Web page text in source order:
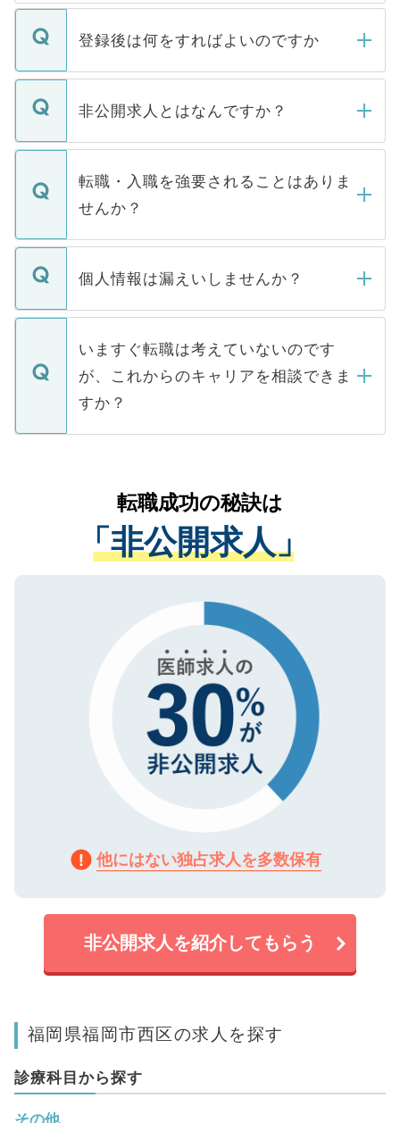
登録後は何をすればよいのですか
ご登録いただきましたら、弊社担当者がご
登録内容を確認し、その後メールもしくは
ます。通常、5営業日以内にはご連絡をせて
いただきますので、しばらくお待ちくださ
非公開求人とはなんですか？
マイナビDOCTORで取り扱っている求人の
うち約3割は、Webサイトからご覧いただ
けない「非公開求人」です。非公開求人は
下記の理由によって、一般には公開してい
ません。
■応募殺到を避けるため 人気のある医療機
関を公にしてしまうと、応募が殺到する場
に、医療機関が求める条件に合った人材の
みを人材紹介会社に依頼するケースが増え
ています。
転職・入職を強要されることはありま
せんか？
転職・入職を強要することは一切ありませ
ん。また、仮に応募先から内定をいただい
定を承諾する必要はありません。内定先へ
の辞退の連絡はキャリアパートナーが行い
個人情報は漏えいしませんか？
個人情報が漏えいすることはありませんの
で、ご安心ください。当サイトからの登録
などで収集したご登録者様の個人情報は、
ご本人のキャリアアップおよび転職活動の
支援を目的に使用いたします。お預かりし
ているすべての個人データはご本人の許可
は、個人情報の取り扱いについての厳密な
管理基準を満たした事業者のみに付与され
る、プライバシーマークを取得済みです。
で、機密保持に関してもご安心ください。
いますぐ転職は考えていないのです
が、これからのキャリアを相談できま
すか？
かがいして、現在の医療機関の状況や紹介
経験をまじえながら、適切なアドバイスを
させていただきます。すぐにご転職をされ
ない方には、長期的なサポートが可能です
ので、まずはご登録ください。
転職成功の秘訣は
「非公開求人」
他にはない独占求人を多数保有
非公開求人を紹介してもらう
福岡県福岡市西区の求人を探す
診療科目から探す